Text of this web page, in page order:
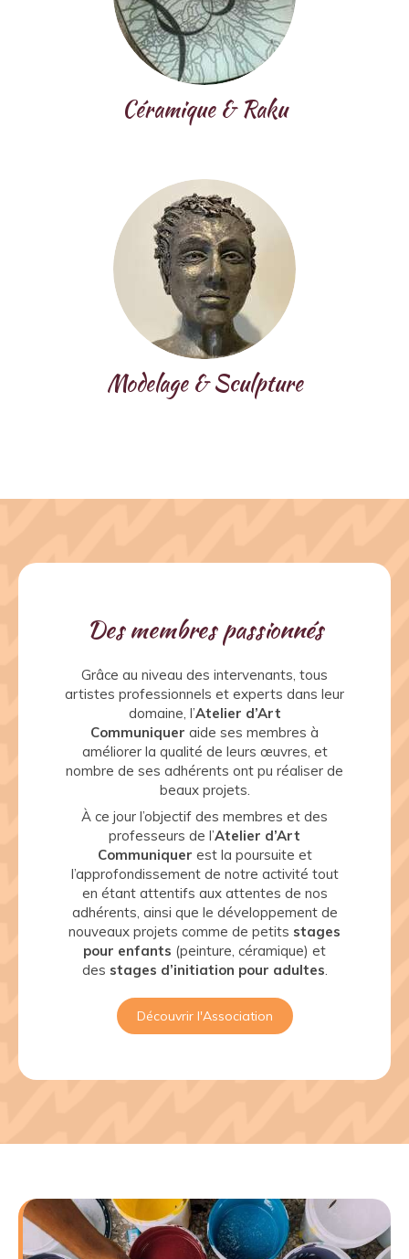
Céramique & Raku
Modelage & Sculpture
Des membres passionnés
Grâce au niveau des intervenants, tous
artistes professionnels et experts dans leur
domaine, l’Atelier d’Art
Communiquer aide ses membres à
améliorer la qualité de leurs œuvres, et
nombre de ses adhérents ont pu réaliser de
beaux projets.
À ce jour l’objectif des membres et des
professeurs de l’Atelier d’Art
Communiquer est la poursuite et
l’approfondissement de notre activité tout
en étant attentifs aux attentes de nos
adhérents, ainsi que le développement de
nouveaux projets comme de petits stages
pour enfants (peinture, céramique) et
des stages d’initiation pour adultes.
Découvrir l'Association